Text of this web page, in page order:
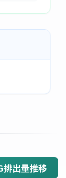
排出量推移